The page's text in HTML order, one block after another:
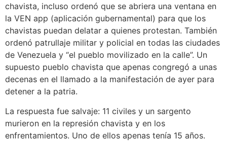
chavista, incluso ordenó que se abriera una ventana en
la VEN app (aplicación gubernamental) para que los
chavistas puedan delatar a quienes protestan. También
ordenó patrullaje militar y policial en todas las ciudades
de Venezuela y “el pueblo movilizado en la calle”. Un
supuesto pueblo chavista que apenas congregó a unas
decenas en el llamado a la manifestación de ayer para
detener a la patria.
La respuesta fue salvaje: 11 civiles y un sargento
murieron en la represión chavista y en los
enfrentamientos. Uno de ellos apenas tenía 15 años.